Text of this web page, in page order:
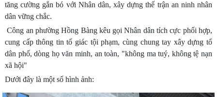
tăng cường gắn bó với Nhân dân, xây dựng thế trận an ninh nhân
dân vững chắc.
Công an phường Hồng Bàng kêu gọi Nhân dân tích cực phối hợp,
cung cấp thông tin tố giác tội phạm, cùng chung tay xây dựng tổ
dân phố, dòng họ văn minh, an toàn, "không ma tuý, không tệ nạn
xã hội"
Dưới đây là một số hình ảnh: